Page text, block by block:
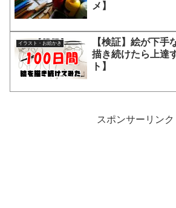
メ】
イラスト・お絵かき
【検証】絵が下手
描き続けたら上達
ト】
スポンサーリンク